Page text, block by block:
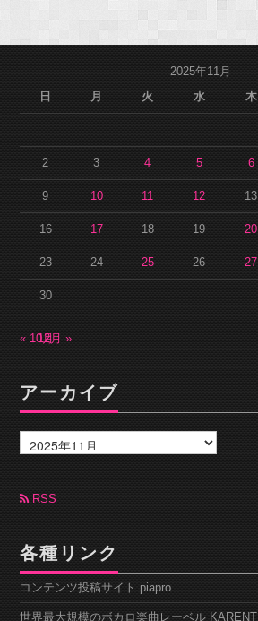
2025年11月
日
月 火 水 木
2 3 4 5 6
9 10 11 12 13
16 17 18 19 20
23 24 25 26 27
30
« 10月12月 »
アーカイブ
ー
カ
ブ RSS
各種リンク
コンテンツ投稿サイト piapro
世界最大規模のボカロ楽曲レーベル KARENT